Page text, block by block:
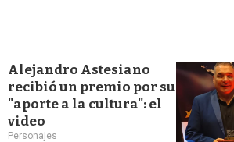
Alejandro Astesiano
recibió un premio por su
"aporte a la cultura": el
video
Personajes